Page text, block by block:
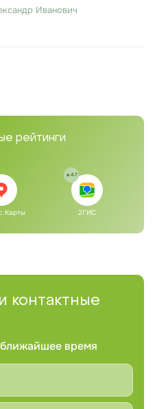
Иванович
рейтинги
4.7
2ГИС
контактные
время